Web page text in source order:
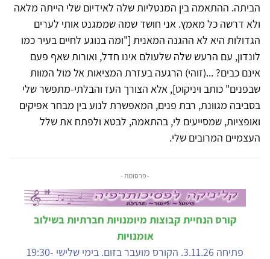
הביתה. ההתאמה בין המנטליות שלה לאידיום שלי הייתה מלאה
ולא דרשה כל מאמץ. אני חושד שמה שממגנט אותי לערים
הגדולות היא לא ההגנה המאנית ["ומה בנוגע לחיים בעיר כמו
לונדון, עם הרעש שלה שלעולם אינו חדל, ואורות שאף פעם
אינם כבים? ...(זוהי) הרגעה בעזרת המציאות אל מול המוות
שבפנים" כותב ויניקוט], אלא הצורך העז והבלתי-מתפשר שלי
בסביבה מגוונת, רבת פנים, המאפשרת לנוע בין מבחר אפיקים
ואופציות, שמסייעים לי, בהתאמה, לבטא ולפתח את שלל
העצמיים המרובים שלי.
- פרסומת -
קורס הנחיית קבוצות מיומנויות חברתיות בשילוב
אומנויות
פתיחה 3.11.26. הקורס מועבר בזום. בימי שלישי 19:30-